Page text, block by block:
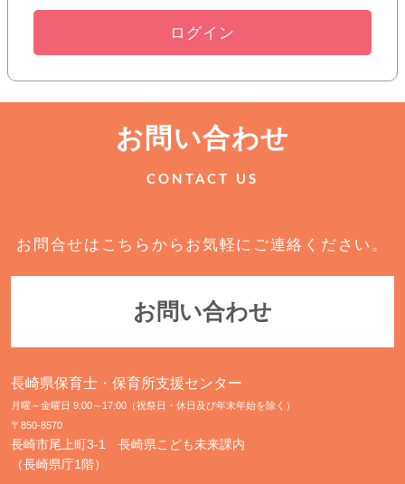
お問い合わせ
CONTACT US
お問合せはこちらからお気軽にご連絡ください。
お問い合わせ
長崎県保育士・保育所支援センター
月曜～金曜日 9:00～17:00（祝祭日・休日及び年末年始を除く）
〒850-8570
長崎市尾上町3-1 長崎県こども未来課内
（長崎県庁1階）